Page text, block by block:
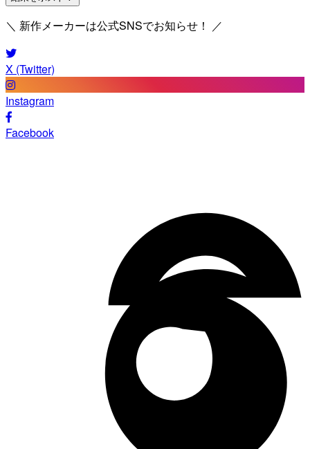
＼ 新作メーカーは公式SNSでお知らせ！ ／
X (Twitter)
Instagram
Facebook